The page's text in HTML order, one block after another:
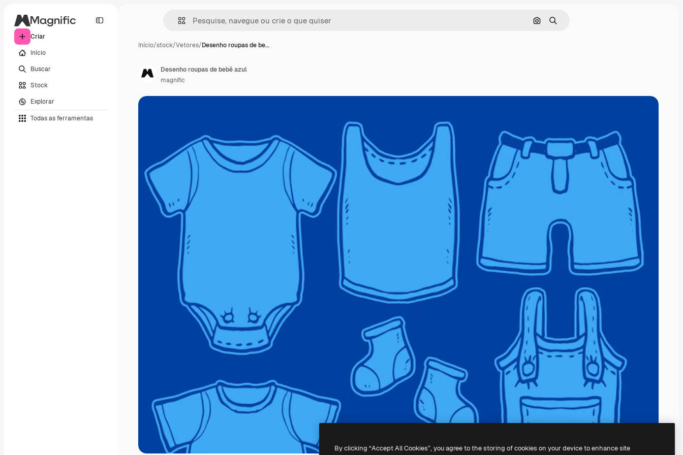
Criar
Início
Buscar
Stock
Explorar
Todas as ferramentas
Pesquisar por imagem
Buscar
Início/stock/Vetores/Desenho roupas de be…
Desenho roupas de bebê azul
magnific
By clicking “Accept All Cookies”, you agree to the storing of cookies on your device to enhance site